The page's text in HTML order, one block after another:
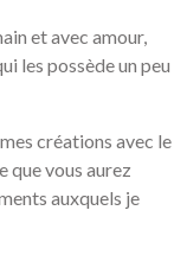
et avec amour,
les possède un peu
créations avec le
que vous aurez
auxquels je